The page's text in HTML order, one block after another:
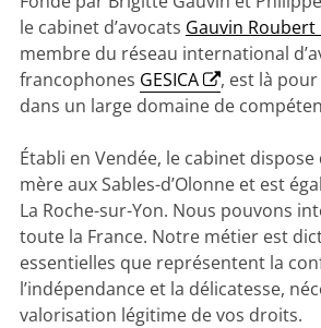
le cabinet d’avocats Gauvin Roubert
membre du réseau international
francophones GESICA
, est là
dans un large domaine de
Établi en Vendée, le cabinet dispose
mère aux Sables-d’Olonne et est
La Roche-sur-Yon. Nous pouvons
toute la France. Notre métier est
essentielles que représentent la
l’indépendance et la délicatesse,
valorisation légitime de vos droits.